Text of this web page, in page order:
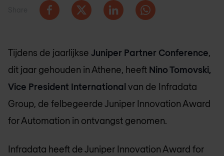
Tijdens de jaarlijkse Juniper Partner Conference,
dit jaar gehouden in Athene, heeft Nino Tomovski,
Vice President International van de Infradata
Group, de felbegeerde Juniper Innovation Award
for Automation in ontvangst genomen.
Infradata heeft de Juniper Innovation Award for